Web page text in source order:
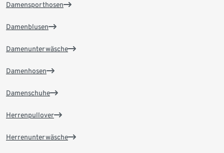
Damensporthosen
Damenblusen
Damenunterwäsche
Damenhosen
Damenschuhe
Herrenpullover
Herrenunterwäsche